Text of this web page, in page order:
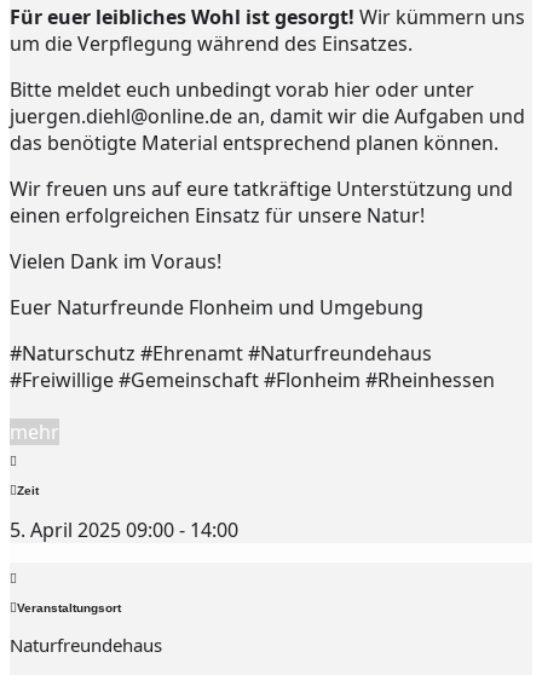
Für euer leibliches Wohl ist gesorgt! Wir kümmern uns
um die Verpflegung während des Einsatzes.
Bitte meldet euch unbedingt vorab hier oder unter
juergen.diehl@online.de an, damit wir die Aufgaben und
das benötigte Material entsprechend planen können.
Wir freuen uns auf eure tatkräftige Unterstützung und
einen erfolgreichen Einsatz für unsere Natur!
Vielen Dank im Voraus!
Euer Naturfreunde Flonheim und Umgebung
#Naturschutz #Ehrenamt #Naturfreundehaus
#Freiwillige #Gemeinschaft #Flonheim #Rheinhessen
mehr
Zeit
5. April 2025 09:00 - 14:00
Veranstaltungsort
Naturfreundehaus